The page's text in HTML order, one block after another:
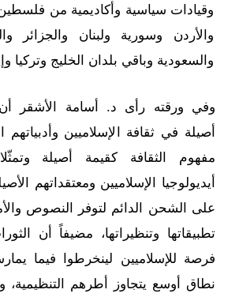
وقيادات سياسية وأكاديمية من
والأردن وسورية ولبنان والجزائر
والسعودية وباقي بلدان الخليج وتركيا
وفي ورقته رأى د. أسامة الأشقر أن
أصيلة في ثقافة الإسلاميين وأدبياتهم
مفهوم الثقافة كقيمة أصيلة
أيديولوجيا الإسلاميين ومعتقداتهم
على الشحن الدائم لتوفر النصوص
تطبيقاتها وتنظيراتها، مضيفاً أن
فرصة للإسلاميين لينخرطوا فيما
نطاق أوسع يتجاوز أطرهم التنظيمية،